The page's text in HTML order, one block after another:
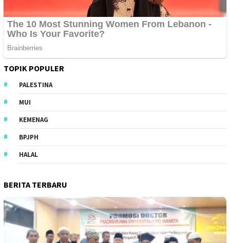
TOPIK POPULER
PALESTINA
MUI
KEMENAG
BPJPH
HALAL
BERITA TERBARU